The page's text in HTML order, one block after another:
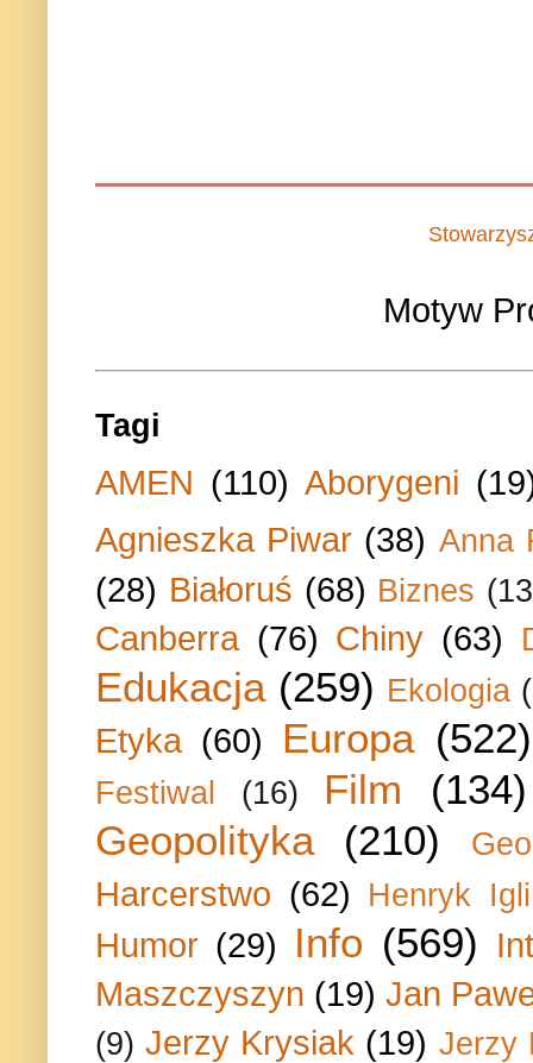
Motyw
Tagi
AMEN (110) Aborygeni
Agnieszka Piwar (38) Anna
(28) Białoruś (68) Biznes
Canberra (76) Chiny (63)
Edukacja (259) Ekologia
Etyka (60) Europa (522)
Festiwal (16) Film
(134)
Geopolityka
(210)
Harcerstwo (62) Henryk
Humor (29) Info (569)
Maszczyszyn (19) Jan
(9) Jerzy Krysiak (19) Jerzy